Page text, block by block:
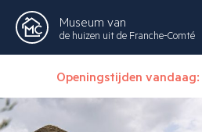
Museum van
de huizen uit de Franche-Comté
Openingstijden vandaag: